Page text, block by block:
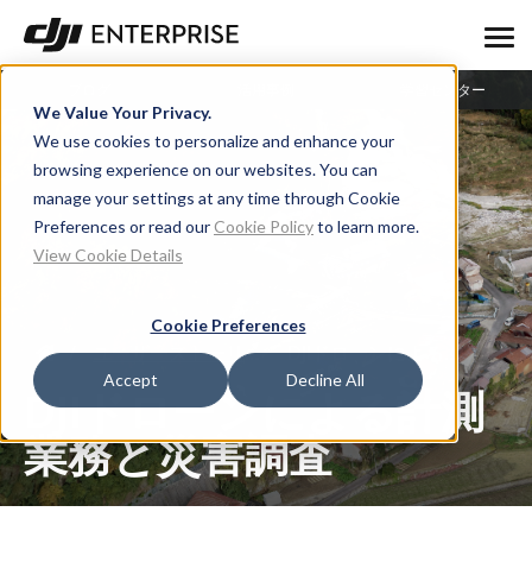
We Value Your Privacy.
We use cookies to personalize and enhance your
browsing experience on our websites. You can
manage your settings at any time through Cookie
Preferences or read our Cookie Policyto learn more.
View Cookie Details
Cookie Preferences
Accept Decline All
学習センター
ユーザーストーリー DJIドローンによる計測業務と災害調査
DJIドローンによる計測
業務と災害調査